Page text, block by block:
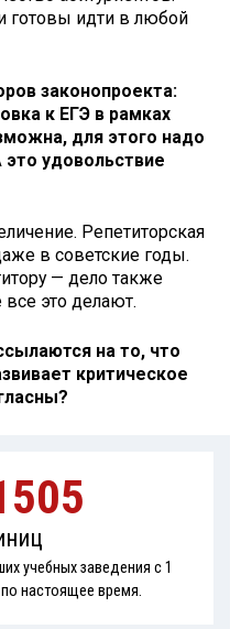
готовы идти в любой
законопроекта:
к ЕГЭ в рамках
для этого надо
удовольствие
Репетиторская
в советские годы.
— дело также
это делают.
на то, что
критическое
учебных заведения с 1
настоящее время.